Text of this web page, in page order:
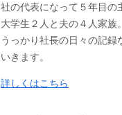
社の代表になって５年目の
大学生２人と夫の４人家族。
うっかり社長の日々の記録
いきます。
詳しくはこちら